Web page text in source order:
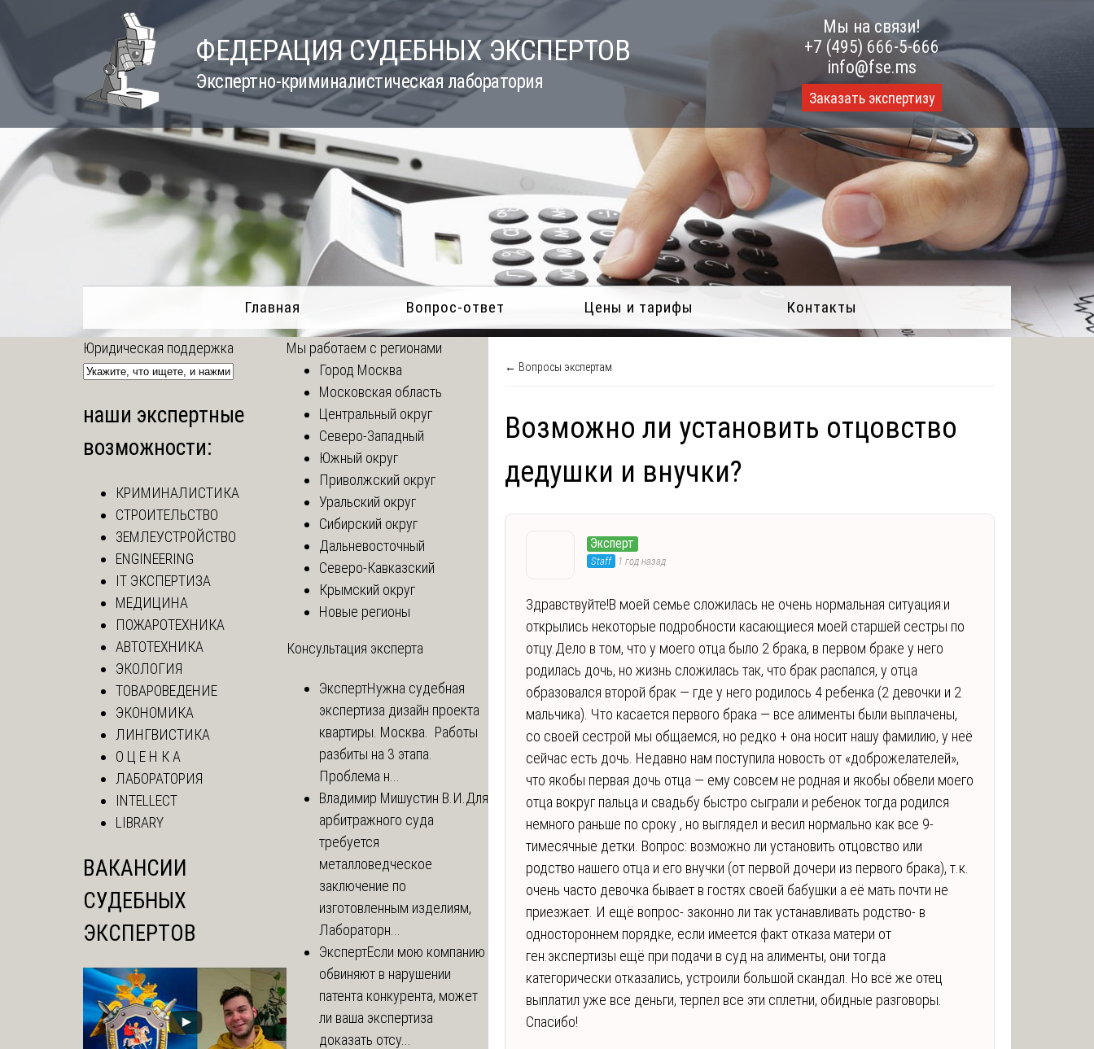
content
ФЕДЕРАЦИЯ СУДЕБНЫХ ЭКСПЕРТОВ
Экспертно-криминалистическая лаборатория
Мы на связи!
+7 (495) 666-5-666
info@fse.ms
Заказать экспертизу
Главная Вопрос-ответ Цены и тарифы Контакты
← Вопросы экспертам
Возможно ли установить отцовство
дедушки и внучки?
Эксперт
Staff 1 год назад
Здравствуйте!В моей семье сложилась не очень нормальная ситуация:и
открылись некоторые подробности касающиеся моей старшей сестры по
отцу.Дело в том, что у моего отца было 2 брака, в первом браке у него
родилась дочь, но жизнь сложилась так, что брак распался, у отца
образовался второй брак — где у него родилось 4 ребенка (2 девочки и 2
мальчика). Что касается первого брака — все алименты были выплачены,
со своей сестрой мы общаемся, но редко + она носит нашу фамилию, у неё
сейчас есть дочь. Недавно нам поступила новость от «доброжелателей»,
что якобы первая дочь отца — ему совсем не родная и якобы обвели моего
отца вокруг пальца и свадьбу быстро сыграли и ребенок тогда родился
немного раньше по сроку , но выглядел и весил нормально как все 9-
тимесячные детки. Вопрос: возможно ли установить отцовство или
родство нашего отца и его внучки (от первой дочери из первого брака), т.к.
очень часто девочка бывает в гостях своей бабушки а её мать почти не
приезжает. И ещё вопрос- законно ли так устанавливать родство- в
одностороннем порядке, если имеется факт отказа матери от
ген.экспертизы ещё при подачи в суд на алименты, они тогда
категорически отказались, устроили большой скандал. Но всё же отец
выплатил уже все деньги, терпел все эти сплетни, обидные разговоры.
Спасибо!
Юридическая поддержка
наши экспертные
возможности:
КРИМИНАЛИСТИКА
СТРОИТЕЛЬСТВО
ЗЕМЛЕУСТРОЙСТВО
ENGINEERING
IT ЭКСПЕРТИЗА
МЕДИЦИНА
ПОЖАРОТЕХНИКА
АВТОТЕХНИКА
ЭКОЛОГИЯ
ТОВАРОВЕДЕНИЕ
ЭКОНОМИКА
ЛИНГВИСТИКА
О Ц Е Н К А
ЛАБОРАТОРИЯ
INTELLECT
LIBRARY
ВАКАНСИИ
СУДЕБНЫХ
ЭКСПЕРТОВ
Мы работаем с регионами
Город Москва
Московская область
Центральный округ
Северо-Западный
Южный округ
Приволжский округ
Уральский округ
Сибирский округ
Дальневосточный
Северо-Кавказский
Крымский округ
Новые регионы
Консультация эксперта
ЭкспертНужна судебная
экспертиза дизайн проекта
квартиры. Москва. Работы
разбиты на 3 этапа.
Проблема н...
Владимир Мишустин В.И. Для
арбитражного суда
требуется
металловедческое
заключение по
изготовленным изделиям,
Лабораторн...
ЭкспертЕсли мою компанию
обвиняют в нарушении
патента конкурента, может
ли ваша экспертиза
доказать отсу...